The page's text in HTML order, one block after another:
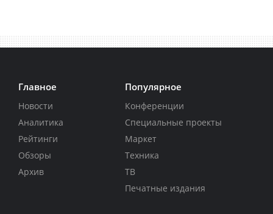
Главное
Новости
Аналитика
Рейтинги
Обзоры
Архив
Популярное
Конференции
Специальные проекты
Маркет
Техника
ТВ
Печатные издания